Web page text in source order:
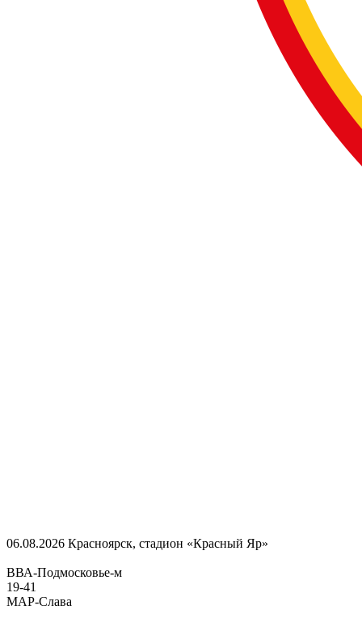
06.08.2026 Красноярск, стадион «Красный Яр»
ВВА-Подмосковье-м
19-41
МАР-Слава